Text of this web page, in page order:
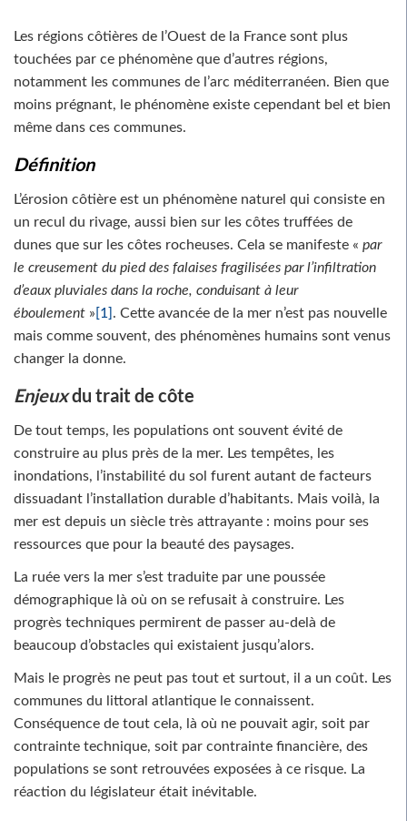
Les régions côtières de l’Ouest de la France sont plus
touchées par ce phénomène que d’autres régions,
notamment les communes de l’arc méditerranéen. Bien que
moins prégnant, le phénomène existe cependant bel et bien
même dans ces communes.
Définition
L’érosion côtière est un phénomène naturel qui consiste en
un recul du rivage, aussi bien sur les côtes truffées de
dunes que sur les côtes rocheuses. Cela se manifeste « par
le creusement du pied des falaises fragilisées par l’infiltration
d’eaux pluviales dans la roche, conduisant à leur
éboulement »[1]. Cette avancée de la mer n’est pas nouvelle
mais comme souvent, des phénomènes humains sont venus
changer la donne.
Enjeuxdu trait de côte
De tout temps, les populations ont souvent évité de
construire au plus près de la mer. Les tempêtes, les
inondations, l’instabilité du sol furent autant de facteurs
dissuadant l’installation durable d’habitants. Mais voilà, la
mer est depuis un siècle très attrayante : moins pour ses
ressources que pour la beauté des paysages.
La ruée vers la mer s’est traduite par une poussée
démographique là où on se refusait à construire. Les
progrès techniques permirent de passer au-delà de
beaucoup d’obstacles qui existaient jusqu’alors.
Mais le progrès ne peut pas tout et surtout, il a un coût. Les
communes du littoral atlantique le connaissent.
Conséquence de tout cela, là où ne pouvait agir, soit par
contrainte technique, soit par contrainte financière, des
populations se sont retrouvées exposées à ce risque. La
réaction du législateur était inévitable.